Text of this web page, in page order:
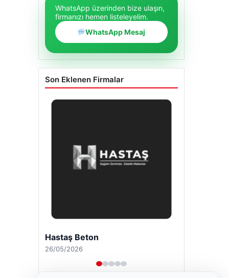
WhatsApp üzerinden bize ulaşın,
firmanızı hemen listeleyelim.
WhatsApp Mesaj
Son Eklenen Firmalar
Hastaş Beton
26/05/2026